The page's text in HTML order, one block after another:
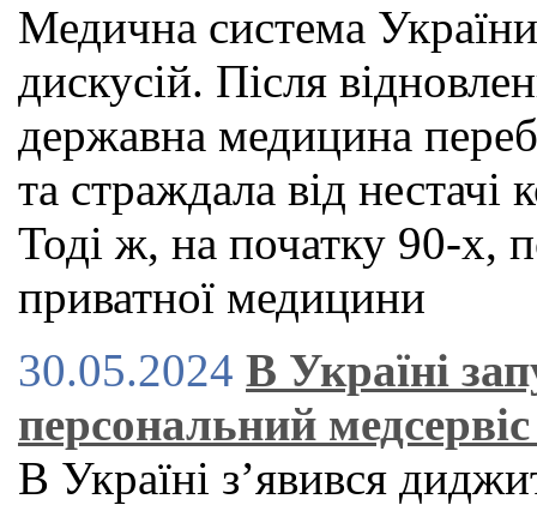
Медична система
дискусій. Після
державна медицина
та страждала від нестачі
Тоді ж, на початку 90-х,
приватної медицини
30.05.2024 В Україні
персональний
В Україні зʼявився